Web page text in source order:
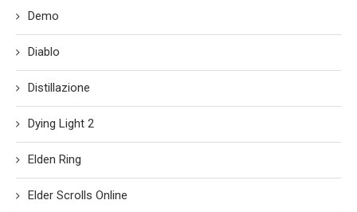
Demo
Diablo
Distillazione
Dying Light 2
Elden Ring
Elder Scrolls Online